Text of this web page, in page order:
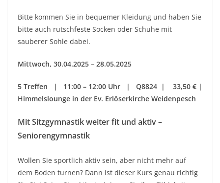
Bitte kommen Sie in bequemer Kleidung und haben Sie
bitte auch rutschfeste Socken oder Schuhe mit
sauberer Sohle dabei.
Mittwoch, 30.04.2025 – 28.05.2025
5 Treffen | 11:00 – 12:00 Uhr | Q8824 | 33,50 € |
Himmelslounge in der Ev. Erlöserkirche Weidenpesch
Mit Sitzgymnastik weiter fit und aktiv –
Seniorengymnastik
Wollen Sie sportlich aktiv sein, aber nicht mehr auf
dem Boden turnen? Dann ist dieser Kurs genau richtig